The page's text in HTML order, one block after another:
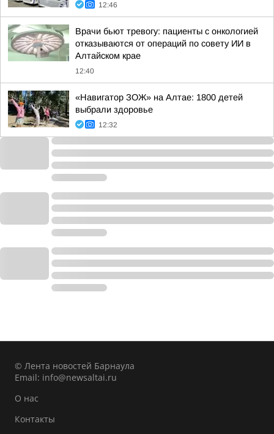
12:46
Врачи бьют тревогу: пациенты с онкологией
отказываются от операций по совету ИИ в
Алтайском крае
12:40
«Навигатор ЗОЖ» на Алтае: 1800 детей
выбрали здоровье
12:32
© Лента новостей Барнаула
Email: info@newsaltai.ru
О нас
Контакты